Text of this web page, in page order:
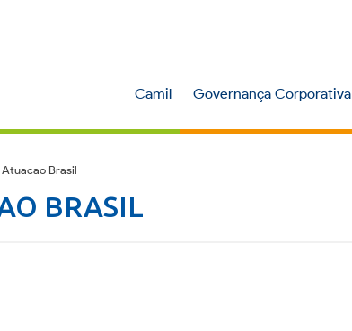
Camil Governança Corporativa
Atuacao Brasil
BRASIL